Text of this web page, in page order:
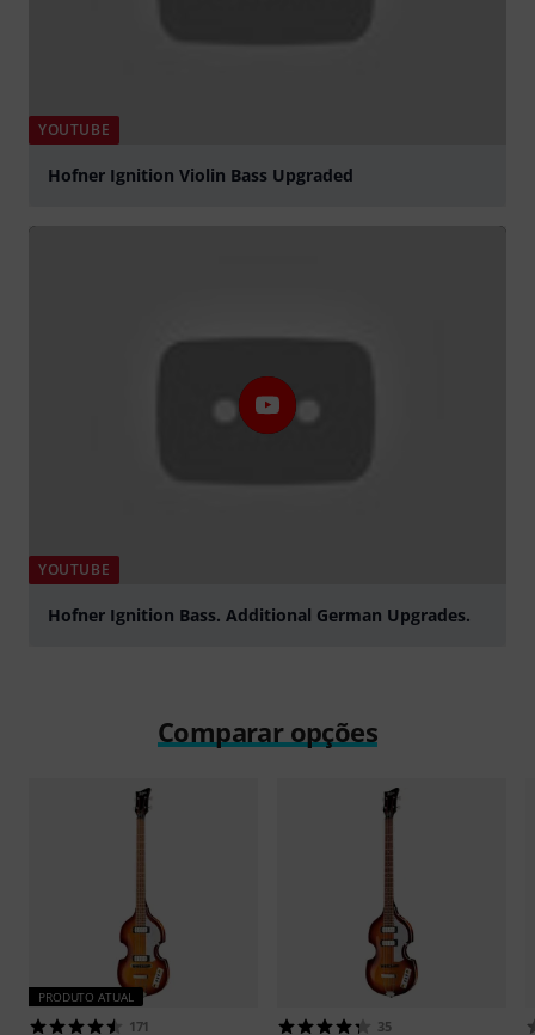
YOUTUBE
Hofner Ignition Violin Bass Upgraded
YOUTUBE
Hofner Ignition Bass. Additional German Upgrades.
Comparar opções
PRODUTO ATUAL
171 35